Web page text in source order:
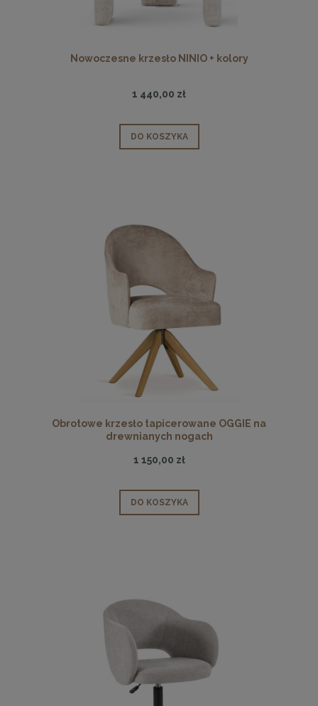
Nowoczesne krzesło NINIO + kolory
1 440,00 zł
DO KOSZYKA
Obrotowe krzesło tapicerowane OGGIE na
drewnianych nogach
1 150,00 zł
DO KOSZYKA